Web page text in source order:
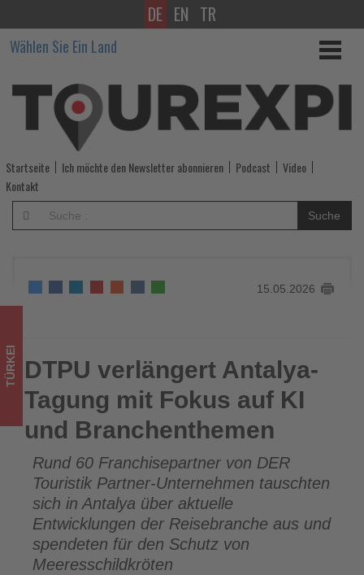
DTPU
verlängert
Antalya-
Tagung
mit
Fokus
auf
und
-
Wissen,
was
im
Tourismus
los
ist!
DE EN TR
Wählen Sie Ein Land
Startseite Ich möchte den Newsletter abonnieren Podcast
Video
Kontakt
Suche
15.05.2026
DTPU verlängert Antalya-Tagung mit Fokus auf KI und
Branchenthemen
TÜRKEI DTPU verlängert Antalya-
Tagung mit Fokus auf KI
und Branchenthemen
Rund 60 Franchisepartner von DER
Touristik Partner-Unternehmen tauschten
sich in Antalya über aktuelle
Entwicklungen der Reisebranche aus und
spendeten für den Schutz von
Meeresschildkröten